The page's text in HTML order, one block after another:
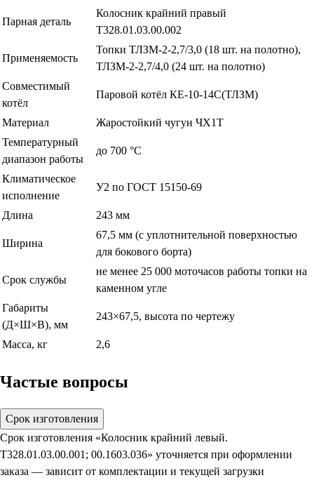
Парная деталь
Колосник крайний правый
Т328.01.03.00.002
Применяемость
Топки ТЛЗМ-2-2,7/3,0 (18 шт. на полотно),
ТЛЗМ-2-2,7/4,0 (24 шт. на полотно)
Совместимый
котёл
Паровой котёл КЕ-10-14С(ТЛЗМ)
Материал
Жаростойкий чугун ЧХ1Т
Температурный
диапазон работы
до 700 °С
Климатическое
исполнение
У2 по ГОСТ 15150-69
Длина 243 мм
Ширина
67,5 мм (с уплотнительной поверхностью
для бокового борта)
Срок службы
не менее 25 000 моточасов работы топки на
каменном угле
Габариты
(Д×Ш×В), мм
243×67,5, высота по чертежу
Масса, кг 2,6
Частые вопросы
Срок изготовления
Срок изготовления «Колосник крайний левый.
Т328.01.03.00.001; 00.1603.036» уточняется при оформлении
заказа — зависит от комплектации и текущей загрузки